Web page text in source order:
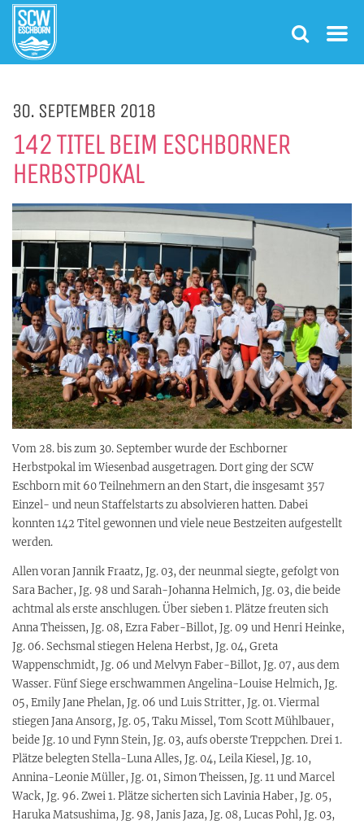
30. SEPTEMBER 2018
142 TITEL BEIM ESCHBORNER
HERBSTPOKAL
Vom 28. bis zum 30. September wurde der Eschborner
Herbstpokal im Wiesenbad ausgetragen. Dort ging der SCW
Eschborn mit 60 Teilnehmern an den Start, die insgesamt 357
Einzel- und neun Staffelstarts zu absolvieren hatten. Dabei
konnten 142Titel gewonnen und viele neue Bestzeiten aufgestellt
werden.
Allen voran Jannik Fraatz, Jg. 03, der neunmal siegte, gefolgt von
Sara Bacher, Jg. 98 und Sarah-Johanna Helmich, Jg. 03, die beide
achtmal als erste anschlugen. Über sieben 1. Plätze freuten sich
Anna Theissen, Jg. 08, Ezra Faber-Billot, Jg. 09 und Henri Heinke,
Jg. 06. Sechsmal stiegen Helena Herbst, Jg. 04, Greta
Wappenschmidt, Jg. 06 und Melvyn Faber-Billot, Jg. 07, aus dem
Wasser. Fünf Siege erschwammen Angelina-Louise Helmich, Jg.
05, Emily Jane Phelan, Jg. 06 und Luis Stritter, Jg. 01. Viermal
stiegen Jana Ansorg, Jg. 05, Taku Missel, Tom Scott Mühlbauer,
beide Jg. 10 und Fynn Stein, Jg. 03, aufs oberste Treppchen. Drei 1.
Plätze belegten Stella-Luna Alles, Jg. 04, Leila Kiesel, Jg. 10,
Annina-Leonie Müller, Jg. 01, Simon Theissen, Jg. 11 und Marcel
Wack, Jg. 96. Zwei 1. Plätze sicherten sich Lavinia Haber, Jg. 05,
Haruka Matsushima, Jg. 98, Janis Jaza, Jg. 08, Lucas Pohl, Jg. 03,